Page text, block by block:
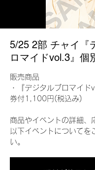
5/25 2部 チャイ『
ロマイドvol.3』個
販売商品
・『デジタルブロマイ
券付1,100円(税込み)
商品やイベントの詳細、
以下イベントについてを
い。